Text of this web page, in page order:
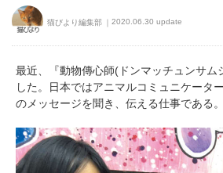
猫びより編集部 2020.06.30 update
最近、『動物傳心師(ドンマッチュンサム
した。日本ではアニマルコミュニケータ
のメッセージを聞き、伝える仕事である。